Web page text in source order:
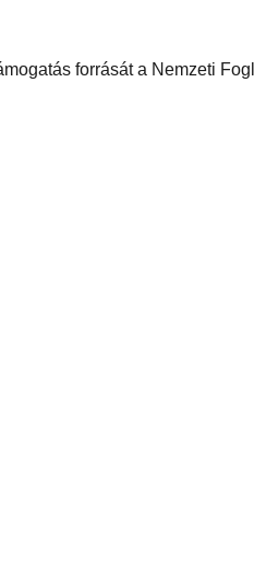
forrását a Nemzeti